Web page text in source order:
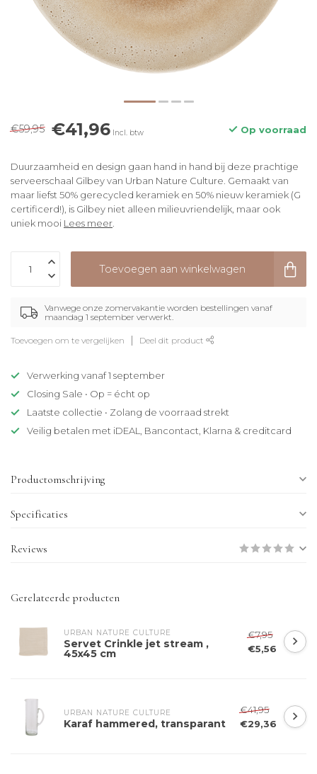
€59,95 €41,96 Incl. btw Op voorraad
Duurzaamheid en design gaan hand in hand bij deze prachtige
serveerschaal Gilbey van Urban Nature Culture. Gemaakt van
maar liefst 50% gerecycled keramiek en 50% nieuw keramiek (G
certificerd!), is Gilbey niet alleen milieuvriendelijk, maar ook
uniek mooi Lees meer.
Toevoegen aan winkelwagen
Vanwege onze zomervakantie worden bestellingen vanaf
maandag 1 september verwerkt.
Toevoegen om te vergelijken Deel dit product
Verwerking vanaf 1 september
Closing Sale • Op = écht op
Laatste collectie • Zolang de voorraad strekt
Veilig betalen met iDEAL, Bancontact, Klarna & creditcard
Productomschrijving
Specificaties
Reviews
Gerelateerde producten
URBAN NATURE CULTURE
Servet Crinkle jet stream ,
45x45 cm
€7,95
€5,56
URBAN NATURE CULTURE
Karaf hammered, transparant
€41,95
€29,36